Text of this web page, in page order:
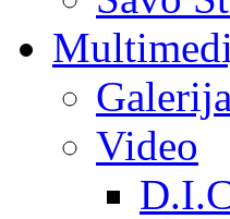
Galerija
Video